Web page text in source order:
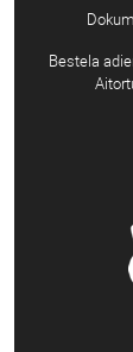
Bestela